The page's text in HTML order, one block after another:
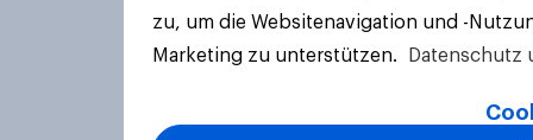
zu, um die Websitenavigation und -
Marketing zu unterstützen.
Datenschutz